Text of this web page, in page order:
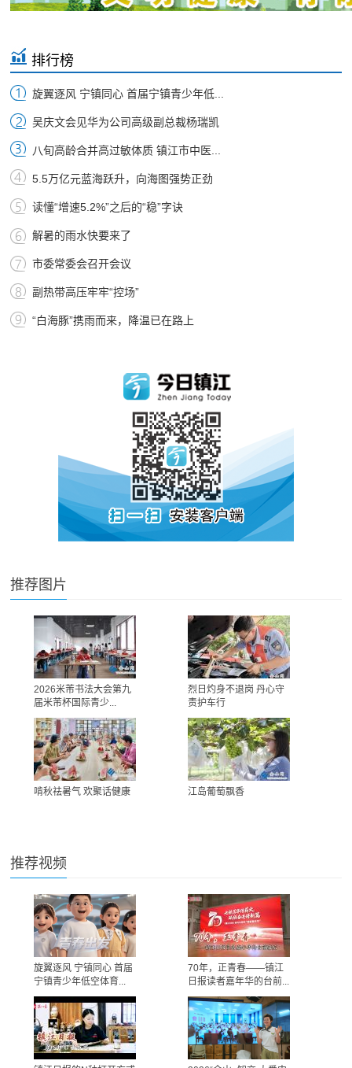
排行榜
旋翼逐风 宁镇同心 首届宁镇青少年低...
吴庆文会见华为公司高级副总裁杨瑞凯
八旬高龄合并高过敏体质 镇江市中医...
5.5万亿元蓝海跃升，向海图强势正劲
读懂“增速5.2%”之后的“稳”字诀
解暑的雨水快要来了
市委常委会召开会议
副热带高压牢牢“控场”
“白海豚”携雨而来，降温已在路上
推荐图片
2026米芾书法大会第九
届米芾杯国际青少...
烈日灼身不退岗 丹心守
责护车行
啃秋祛暑气 欢聚话健康 江岛葡萄飘香
推荐视频
旋翼逐风 宁镇同心 首届
宁镇青少年低空体育...
70年，正青春——镇江
日报读者嘉年华的台前...